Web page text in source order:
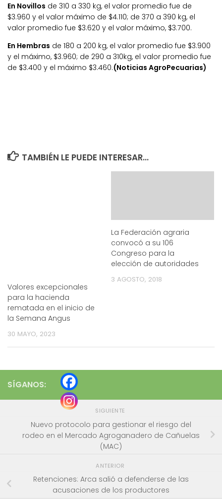
En Novillos de 310 a 330 kg, el valor promedio fue de
$3.960 y el valor máximo de $4.110; de 370 a 390 kg, el
valor promedio fue $3.620 y el valor máximo, $3.700.
En Hembras de 180 a 200 kg, el valor promedio fue $3.900
y el máximo, $3.960; de 290 a 310kg, el valor promedio fue
de $3.400 y el máximo $3.460.(Noticias AgroPecuarias)
TAMBIÉN LE PUEDE INTERESAR...
Valores excepcionales
para la hacienda
rematada en el inicio de
la Semana Angus
30 MAYO, 2023
La Federación agraria
convocó a su 106
Congreso para la
elección de autoridades
3 AGOSTO, 2018
SÍGANOS:
SIGUIENTE
Nuevo protocolo para gestionar el riesgo del
rodeo en el Mercado Agroganadero de Cañuelas
(MAC)
ANTERIOR
Retenciones: Arca salió a defenderse de las
acusaciones de los productores